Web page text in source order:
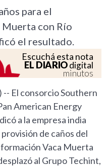
para el
Muerta con Río
el resultado.
Escuchá esta nota
EL DIARIOdigital
minutos
-- El consorcio Southern
American Energy
a la empresa india
de caños del
Vaca Muerta
al Grupo Techint,